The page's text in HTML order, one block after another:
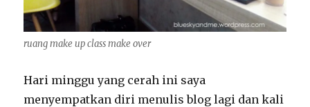
ruang make up class make over
Hari minggu yang cerah ini saya
menyempatkan diri menulis blog lagi dan kali